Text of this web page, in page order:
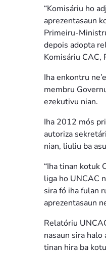
“Komisáriu ho
aprezentasaun
Primeiru-
depois adopta
Komisáriu CAC,
Iha enkontru
membru
ezekutivu nian.
Iha 2012 mós
autoriza
nian, liuliu ba
“Iha tinan kotuk
liga ho UNCAC
sira fó iha fulan
aprezentasaun
Relatóriu
nasaun sira
tinan hira ba